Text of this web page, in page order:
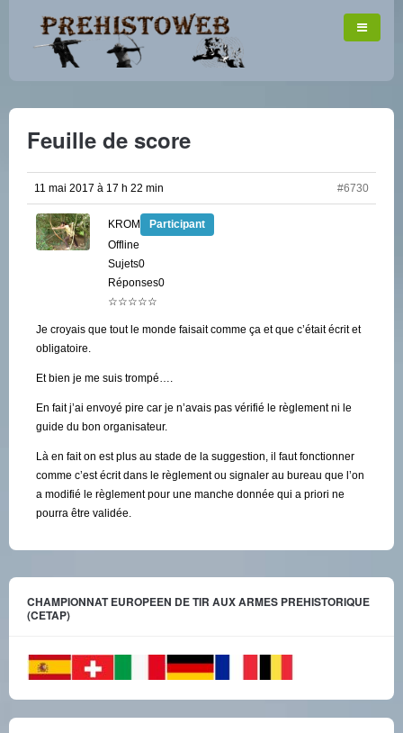
Feuille de score
11 mai 2017 à 17 h 22 min #6730
KROM
Participant
Offline
Sujets0
Réponses0
☆☆☆☆☆
Je croyais que tout le monde faisait comme ça et que c’était écrit et
obligatoire.
Et bien je me suis trompé….
En fait j’ai envoyé pire car je n’avais pas vérifié le règlement ni le
guide du bon organisateur.
Là en fait on est plus au stade de la suggestion, il faut fonctionner
comme c’est écrit dans le règlement ou signaler au bureau que l’on
a modifié le règlement pour une manche donnée qui a priori ne
pourra être validée.
CHAMPIONNAT EUROPEEN DE TIR AUX ARMES PREHISTORIQUE
(CETAP)